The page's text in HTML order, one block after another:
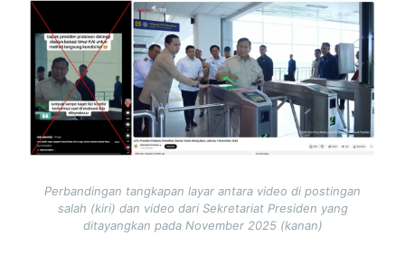
Image
Perbandingan tangkapan layar antara video di postingan
salah (kiri) dan video dari Sekretariat Presiden yang
ditayangkan pada November 2025 (kanan)